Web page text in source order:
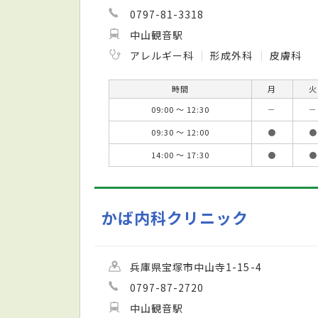
0797-81-3318
中山観音駅
アレルギー科
形成外科 皮膚科
時間 月 火
09:00 ～ 12:30
－ －
09:30 ～ 12:00
● ●
14:00 ～ 17:30
● ●
かば内科クリニック
兵庫県宝塚市中山寺1-15-4
0797-87-2720
中山観音駅